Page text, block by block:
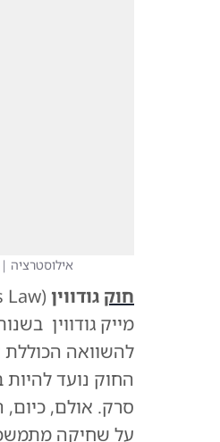
אילוסטרציה
חוק גודווין
להשוואה
החוק נועד
סרק. אולם, כיום,
על שחיקה